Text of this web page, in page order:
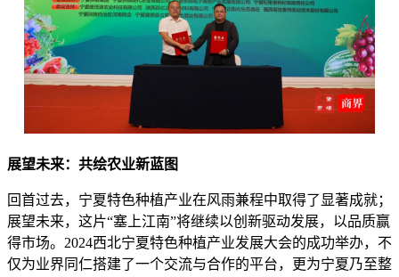
展望未来：共绘农业新蓝图
回首过去，宁夏特色种植产业在风雨兼程中取得了显著成就；
展望未来，这片“塞上江南”将继续以创新驱动发展，以品质赢
得市场。2024西北宁夏特色种植产业发展大会的成功举办，不
仅为业界同仁搭建了一个交流与合作的平台，更为宁夏乃至整